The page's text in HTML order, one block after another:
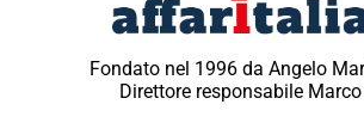
Fondato nel 1996 da Angelo
Direttore responsabile